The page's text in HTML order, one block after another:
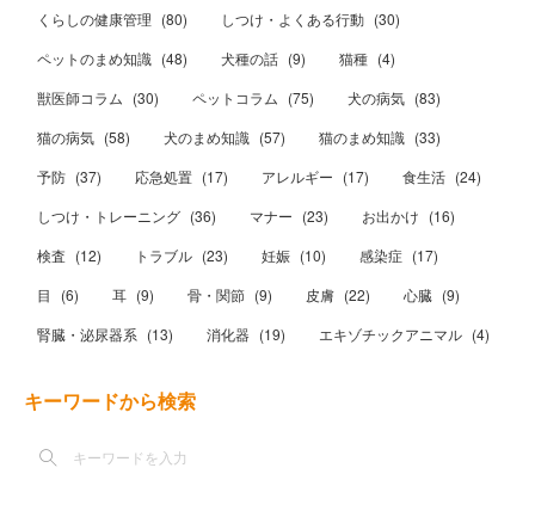
くらしの健康管理 (80) しつけ・よくある行動 (30)
ペットのまめ知識 (48) 犬種の話 (9) 猫種 (4)
獣医師コラム (30) ペットコラム (75) 犬の病気 (83)
猫の病気 (58) 犬のまめ知識 (57) 猫のまめ知識 (33)
予防 (37) 応急処置 (17) アレルギー (17) 食生活 (24)
しつけ・トレーニング (36) マナー (23) お出かけ (16)
検査 (12) トラブル (23) 妊娠 (10) 感染症 (17)
目
(6) 耳 (9) 骨・関節 (9) 皮膚 (22) 心臓 (9)
腎臓・泌尿器系 (13) 消化器 (19) エキゾチックアニマル (4)
キーワードから検索